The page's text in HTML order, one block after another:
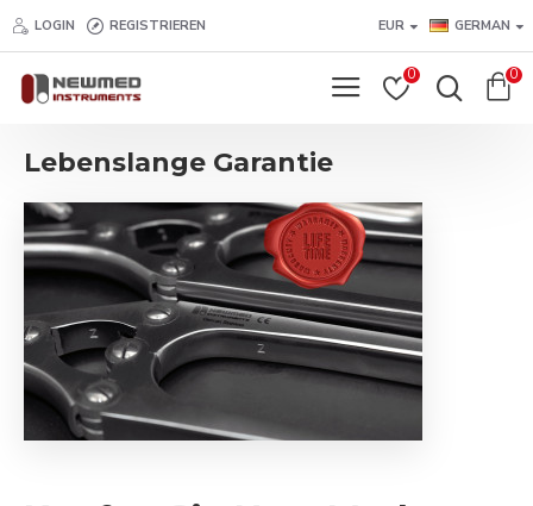
LOGIN REGISTRIEREN EUR GERMAN
0 0
Lebenslange Garantie